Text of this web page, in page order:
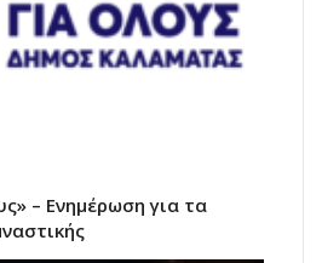
– Ενημέρωση για τα